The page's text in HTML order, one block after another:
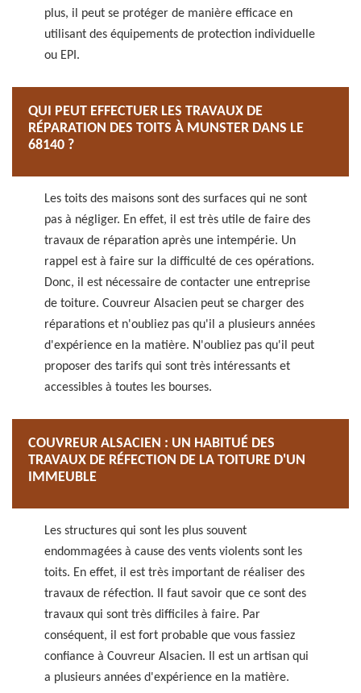
plus, il peut se protéger de manière efficace en
utilisant des équipements de protection individuelle
ou EPI.
QUI PEUT EFFECTUER LES TRAVAUX DE
RÉPARATION DES TOITS À MUNSTER DANS LE
68140 ?
Les toits des maisons sont des surfaces qui ne sont
pas à négliger. En effet, il est très utile de faire des
travaux de réparation après une intempérie. Un
rappel est à faire sur la difficulté de ces opérations.
Donc, il est nécessaire de contacter une entreprise
de toiture. Couvreur Alsacien peut se charger des
réparations et n'oubliez pas qu'il a plusieurs années
d'expérience en la matière. N'oubliez pas qu'il peut
proposer des tarifs qui sont très intéressants et
accessibles à toutes les bourses.
COUVREUR ALSACIEN : UN HABITUÉ DES
TRAVAUX DE RÉFECTION DE LA TOITURE D'UN
IMMEUBLE
Les structures qui sont les plus souvent
endommagées à cause des vents violents sont les
toits. En effet, il est très important de réaliser des
travaux de réfection. Il faut savoir que ce sont des
travaux qui sont très difficiles à faire. Par
conséquent, il est fort probable que vous fassiez
confiance à Couvreur Alsacien. Il est un artisan qui
a plusieurs années d'expérience en la matière.